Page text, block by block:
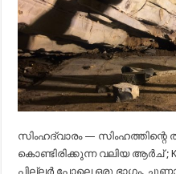
സിംഹദ്വാരം —
കൊണ്ടിരിക്കുന്ന വലിയ ആർച് ;
പില്ലർ പോലെ ഒരു ഭാഗം.